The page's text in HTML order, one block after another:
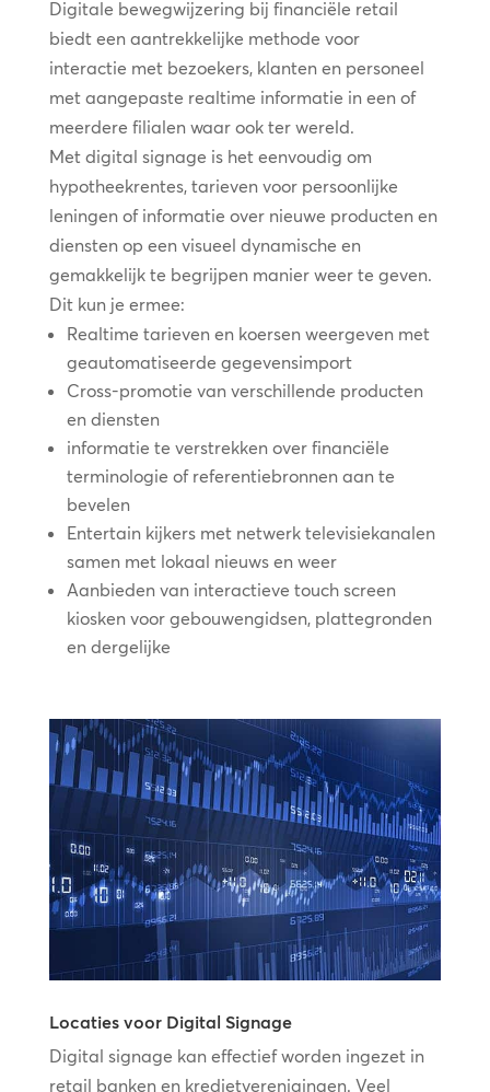
Digitale bewegwijzering bij financiële retail
biedt een aantrekkelijke methode voor
interactie met bezoekers, klanten en personeel
met aangepaste realtime informatie in een of
meerdere filialen waar ook ter wereld.
Met digital signage is het eenvoudig om
hypotheekrentes, tarieven voor persoonlijke
leningen of informatie over nieuwe producten en
diensten op een visueel dynamische en
gemakkelijk te begrijpen manier weer te geven.
Dit kun je ermee:
Realtime tarieven en koersen weergeven met
geautomatiseerde gegevensimport
Cross-promotie van verschillende producten
en diensten
informatie te verstrekken over financiële
terminologie of referentiebronnen aan te
bevelen
Entertain kijkers met netwerk televisiekanalen
samen met lokaal nieuws en weer
Aanbieden van interactieve touch screen
kiosken voor gebouwengidsen, plattegronden
en dergelijke
Locaties voor Digital Signage
Digital signage kan effectief worden ingezet in
retail banken en kredietverenigingen. Veel